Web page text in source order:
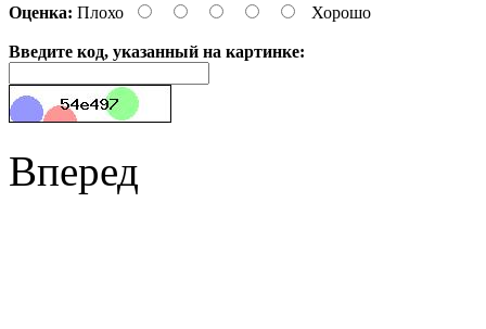
Оценка: Плохо Хорошо
Введите код, указанный на картинке:
Вперед